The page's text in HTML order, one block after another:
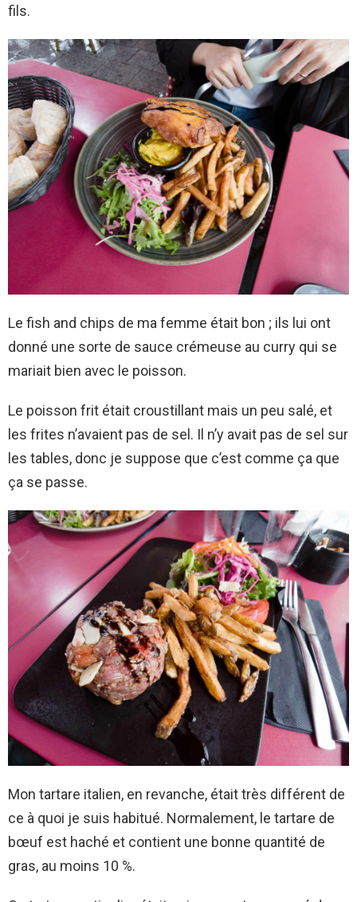
fils.
Le fish and chips de ma femme était bon ; ils lui ont
donné une sorte de sauce crémeuse au curry qui se
mariait bien avec le poisson.
Le poisson frit était croustillant mais un peu salé, et
les frites n’avaient pas de sel. Il n’y avait pas de sel sur
les tables, donc je suppose que c’est comme ça que
ça se passe.
Mon tartare italien, en revanche, était très différent de
ce à quoi je suis habitué. Normalement, le tartare de
bœuf est haché et contient une bonne quantité de
gras, au moins 10 %.